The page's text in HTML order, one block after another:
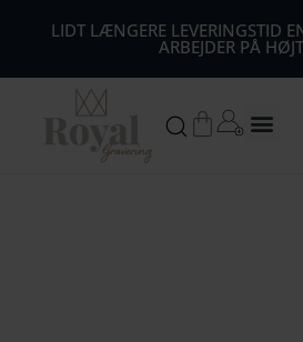
LIDT LÆNGERE LEVERINGSTID
ARBEJDER PÅ
Kurv
54